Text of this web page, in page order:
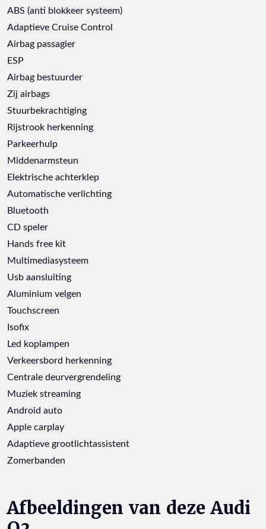
ABS (anti blokkeer systeem)
Adaptieve Cruise Control
Airbag passagier
ESP
Airbag bestuurder
Zij airbags
Stuurbekrachtiging
Rijstrook herkenning
Parkeerhulp
Middenarmsteun
Elektrische achterklep
Automatische verlichting
Bluetooth
CD speler
Hands free kit
Multimediasysteem
Usb aansluiting
Aluminium velgen
Touchscreen
Isofix
Led koplampen
Verkeersbord herkenning
Centrale deurvergrendeling
Muziek streaming
Android auto
Apple carplay
Adaptieve grootlichtassistent
Zomerbanden
Afbeeldingen van deze Audi